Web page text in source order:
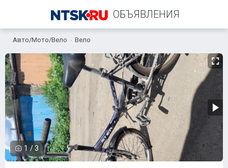
ОБЪЯВЛЕНИЯ
+7 (922) 891-55-03
Авто/Мото/Вело Вело
1 / 3